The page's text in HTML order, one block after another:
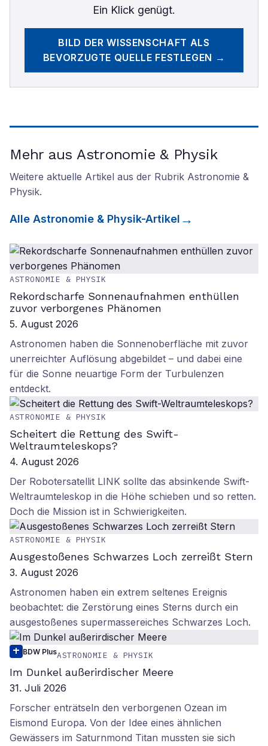
Ein Klick genügt.
BILD DER WISSENSCHAFT ALS
BEVORZUGTE QUELLE FESTLEGEN →
Mehr aus Astronomie & Physik
Weitere aktuelle Artikel aus der Rubrik Astronomie &
Physik.
Alle Astronomie & Physik-Artikel
ASTRONOMIE & PHYSIK
Rekordscharfe Sonnenaufnahmen enthüllen
zuvor verborgenes Phänomen
5. August 2026
Astronomen haben die Sonnenoberfläche mit zuvor
unerreichter Auflösung abgebildet – und dabei eine
für die Sonne neuartige Form der Turbulenzen
entdeckt.
ASTRONOMIE & PHYSIK
Scheitert die Rettung des Swift-
Weltraumteleskops?
4. August 2026
Der Robotersatellit LINK sollte das absinkende Swift-
Weltraumteleskop in die Höhe schieben und so retten.
Doch die Mission ist in Schwierigkeiten.
ASTRONOMIE & PHYSIK
Ausgestoßenes Schwarzes Loch zerreißt Stern
3. August 2026
Astronomen haben ein extrem seltenes Ereignis
beobachtet: die Zerstörung eines Sterns durch ein
ausgestoßenes supermassereiches Schwarzes Loch.
BDW PlusASTRONOMIE & PHYSIK
Im Dunkel außerirdischer Meere
31. Juli 2026
Forscher enträtseln den verborgenen Ozean im
Eismond Europa. Von der Idee eines ähnlichen
Gewässers im Saturnmond Titan mussten sie sich